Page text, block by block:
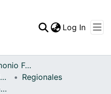
Statistics
Log In
Archivo del Patrimonio Fotográfico y Fílmico del Valle del Cauca
Fondo Fotográfico Diario Occidente
Regionales
FFDO - Palmira - Patrimonial